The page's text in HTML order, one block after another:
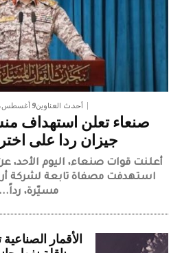
أحدث العناوين9 أغسطس، 2026
صنعاء تعلن استهداف
جيزان ردا على
أعلنت قوات صنعاء، اليوم الأحد،
استهدفت مصفاة تابعة لشركة
مسيّرة، رداً...
الأقمار